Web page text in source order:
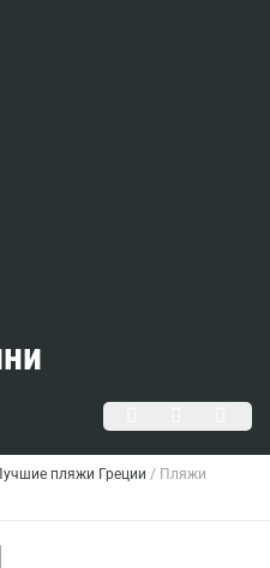
пляжи Греции / Пляжи